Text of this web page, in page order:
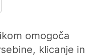
omogoča
klicanje in